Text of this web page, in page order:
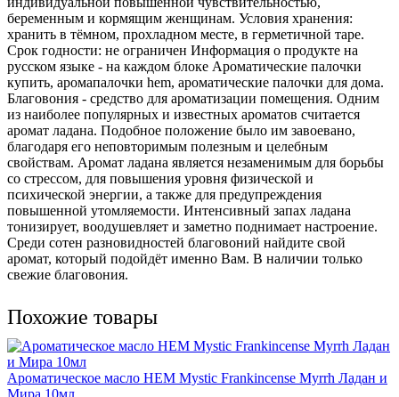
беременным и кормящим женщинам. Условия хранения:
хранить в тёмном, прохладном месте, в герметичной таре.
Срок годности: не ограничен Информация о продукте на
русском языке - на каждом блоке Ароматические палочки
купить, аромапалочки hem, ароматические палочки для дома.
Благовония - средство для ароматизации помещения. Одним
из наиболее популярных и известных ароматов считается
аромат ладана. Подобное положение было им завоевано,
благодаря его неповторимым полезным и целебным
свойствам. Аромат ладана является незаменимым для борьбы
со стрессом, для повышения уровня физической и
психической энергии, а также для предупреждения
повышенной утомляемости. Интенсивный запах ладана
тонизирует, воодушевляет и заметно поднимает настроение.
Среди сотен разновидностей благовоний найдите свой
аромат, который подойдёт именно Вам. В наличии только
свежие благовония.
Похожие товары
Ароматическое масло HEM Mystic Frankincense Myrrh Ладан и
Мира 10мл